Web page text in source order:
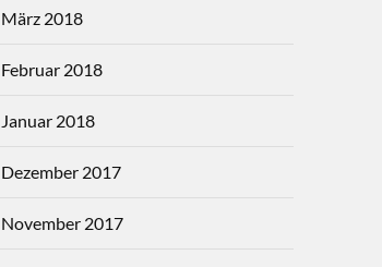
März 2018
Februar 2018
Januar 2018
Dezember 2017
November 2017